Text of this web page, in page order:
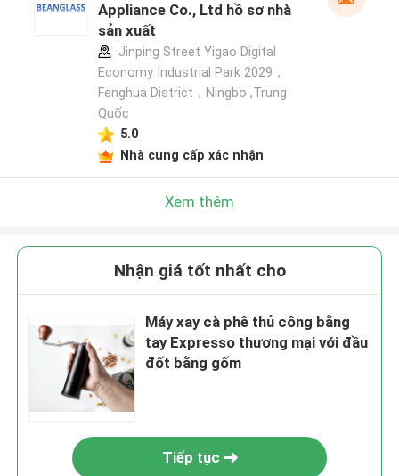
Appliance Co., Ltd hồ sơ nhà
sản xuất
Jinping Street Yigao Digital
Economy Industrial Park 2029，
Fenghua District，Ningbo ,Trung
Quốc
5.0
Nhà cung cấp xác nhận
Xem thêm
Nhận giá tốt nhất cho
Máy xay cà phê thủ công bằng
tay Expresso thương mại với đầu
đốt bằng gốm
Tiếp tục